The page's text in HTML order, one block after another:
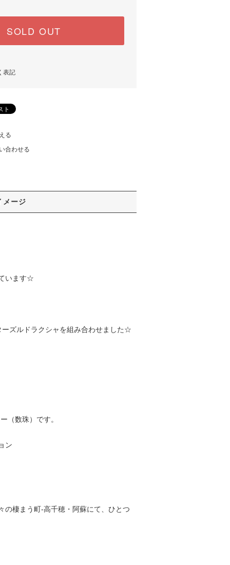
SOLD OUT
表記
る
合わせる
メージ
います☆
ズルドラクシャを組み合わせました☆
（数珠）です。
ン
の棲まう町-高千穂・阿蘇にて、ひとつ